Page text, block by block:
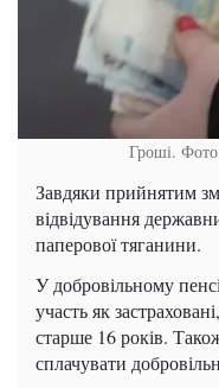
Гроші.
Завдяки прийнятим
відвідування
паперової тяганини.
У добровільному
участь як
старше 16 років.
сплачувати